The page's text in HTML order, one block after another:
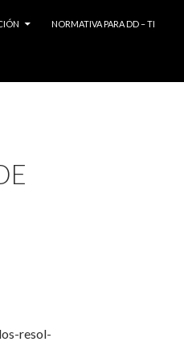
NORMATIVA PARA DD – TI
resol-